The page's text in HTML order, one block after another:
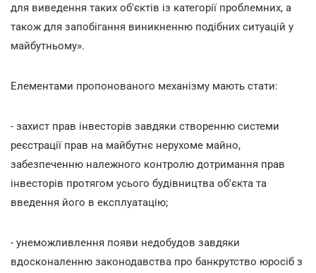
для виведення таких об'єктів із категорії проблемних, а
також для запобігання виникненню подібних ситуацій у
майбутньому».
Елементами пропонованого механізму мають стати:
- захист прав інвесторів завдяки створенню системи
реєстрації прав на майбутнє нерухоме майно,
забезпеченню належного контролю дотримання прав
інвесторів протягом усього будівництва об'єкта та
введення його в експлуатацію;
- унеможливлення появи недобудов завдяки
вдосконаленню законодавства про банкрутство юросіб з